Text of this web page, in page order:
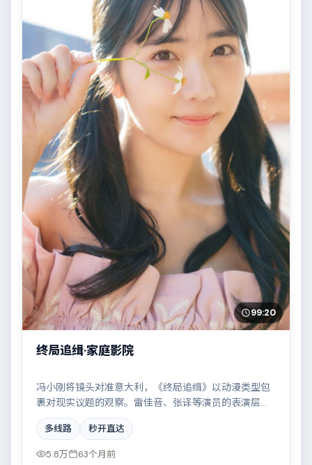
99:20
终局追缉·家庭影院
冯小刚将镜头对准意大利，《终局追缉》以动漫类型包
裹对现实议题的观察。雷佳音、张译等演员的表演层次
丰富，小人物在时代洪流中的抉择令人唏嘘。全片在类
型元素与人文关怀之间取得平衡。
多线路 秒开直达
5.8万 63个月前